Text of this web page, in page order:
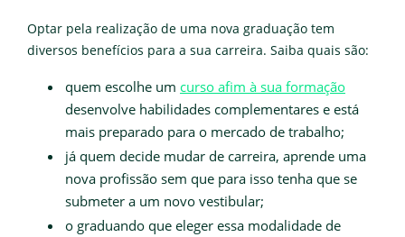
Optar pela realização de uma nova graduação tem
diversos benefícios para a sua carreira. Saiba quais são:
quem escolhe um curso afim à sua formação
desenvolve habilidades complementares e está
mais preparado para o mercado de trabalho;
já quem decide mudar de carreira, aprende uma
nova profissão sem que para isso tenha que se
submeter a um novo vestibular;
o graduando que eleger essa modalidade de